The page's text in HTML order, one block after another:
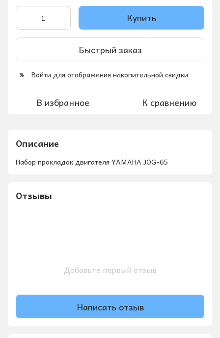
Купить
Быстрый заказ
% Войти для отображения накопительной скидки
В избранное К сравнению
Описание
Набор прокладок двигателя YAMAHA JOG-65
Отзывы
Добавьте первый отзыв
Написать отзыв